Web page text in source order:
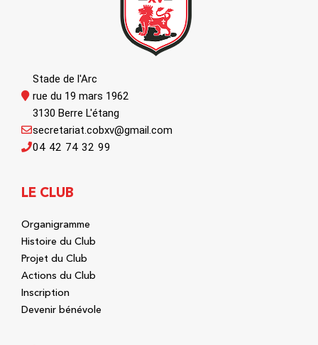
Stade de l'Arc
rue du 19 mars 1962
3130 Berre L'étang
04 42 74 32 99
secretariat.cobxv@gmail.com
LE CLUB
Organigramme
Histoire du Club
Projet du Club
Actions du Club
Inscription
Devenir bénévole